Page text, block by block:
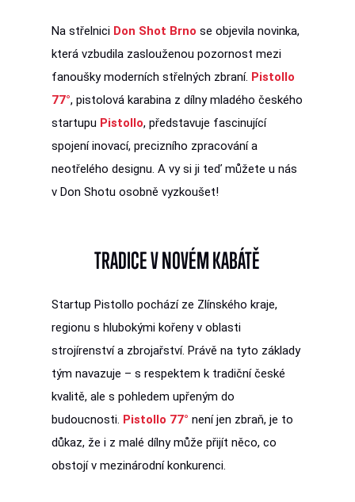
Na střelnici Don Shot Brno se objevila novinka,
která vzbudila zaslouženou pozornost mezi
fanoušky moderních střelných zbraní. Pistollo
77°, pistolová karabina z dílny mladého českého
startupu Pistollo, představuje fascinující
spojení inovací, precizního zpracování a
neotřelého designu. A vy si ji teď můžete u nás
v Don Shotu osobně vyzkoušet!
TRADICE V NOVÉM KABÁTĚ
Startup Pistollo pochází ze Zlínského kraje,
regionu s hlubokými kořeny v oblasti
strojírenství a zbrojařství. Právě na tyto základy
tým navazuje – s respektem k tradiční české
kvalitě, ale s pohledem upřeným do
budoucnosti. Pistollo 77° není jen zbraň, je to
důkaz, že i z malé dílny může přijít něco, co
obstojí v mezinárodní konkurenci.